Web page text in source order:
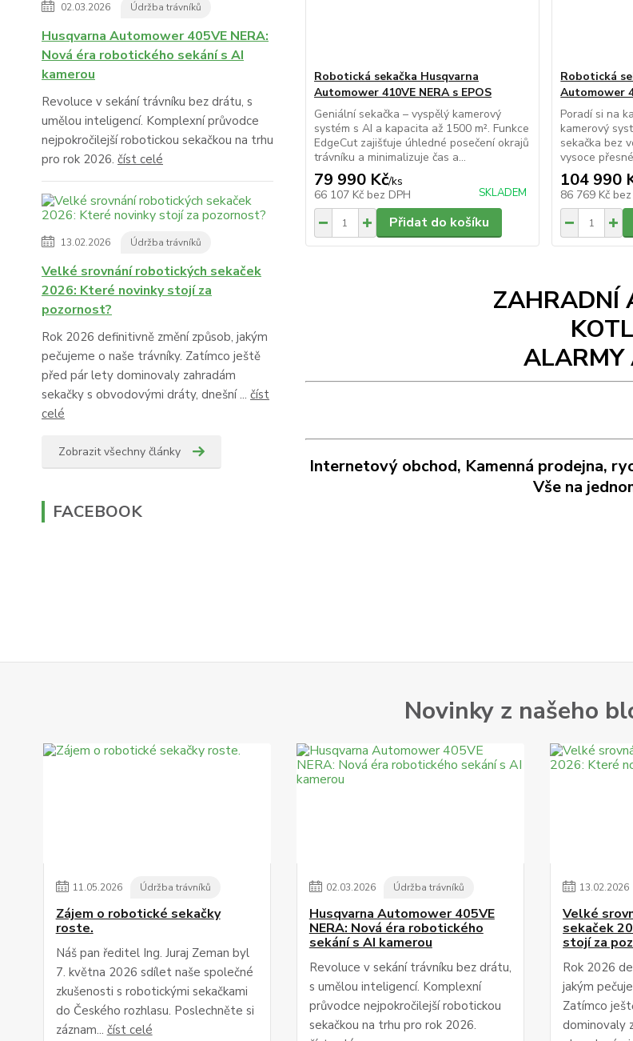
02.03.2026 Údržba trávníků
Husqvarna Automower 405VE NERA:
Nová éra robotického sekání s AI
kamerou
Revoluce v sekání trávníku bez drátu, s
umělou inteligencí. Komplexní průvodce
nejpokročilejší robotickou sekačkou na trhu
pro rok 2026. číst celé
13.02.2026 Údržba trávníků
Velké srovnání robotických sekaček
2026: Které novinky stojí za
pozornost?
Rok 2026 definitivně změní způsob, jakým
pečujeme o naše trávníky. Zatímco ještě
před pár lety dominovaly zahradám
sekačky s obvodovými dráty, dnešní ... číst
celé
Zobrazit všechny články
FACEBOOK
Robotická sekačka Husqvarna
Automower 410VE NERA s EPOS
Geniální sekačka – vyspělý kamerový
systém s AI a kapacita až 1500 m². Funkce
EdgeCut zajišťuje úhledné posečení okrajů
trávníku a minimalizuje čas a...
79 990 Kč/ks
66 107 Kč bez DPH SKLADEM
Přidat do košíku
Robotická
Automower
Poradí si na
kamerový
sekačka bez
vysoce
104 990
86 769 Kč
ZAHRADNÍ
ALARMY
Internetový obchod, Kamenná prodejna,
Vše na
Novinky z našeho
11.05.2026 Údržba trávníků
Zájem o robotické sekačky
roste.
Náš pan ředitel Ing. Juraj Zeman byl
7. května 2026 sdílet naše společné
zkušenosti s robotickými sekačkami
do Českého rozhlasu. Poslechněte si
záznam... číst celé
02.03.2026 Údržba trávníků
Husqvarna Automower 405VE
NERA: Nová éra robotického
sekání s AI kamerou
Revoluce v sekání trávníku bez drátu,
s umělou inteligencí. Komplexní
průvodce nejpokročilejší robotickou
sekačkou na trhu pro rok 2026.
13.02.2026
Velké
sekaček
stojí za
Rok 2026
jakým
Zatímco
dominovaly